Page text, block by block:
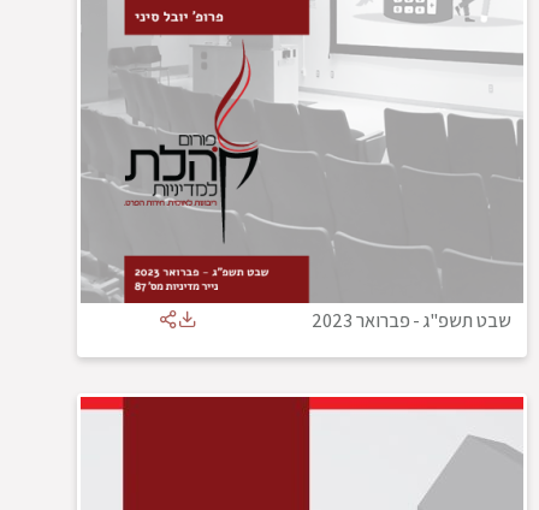
שבט תשפ"ג-פברואר 2023